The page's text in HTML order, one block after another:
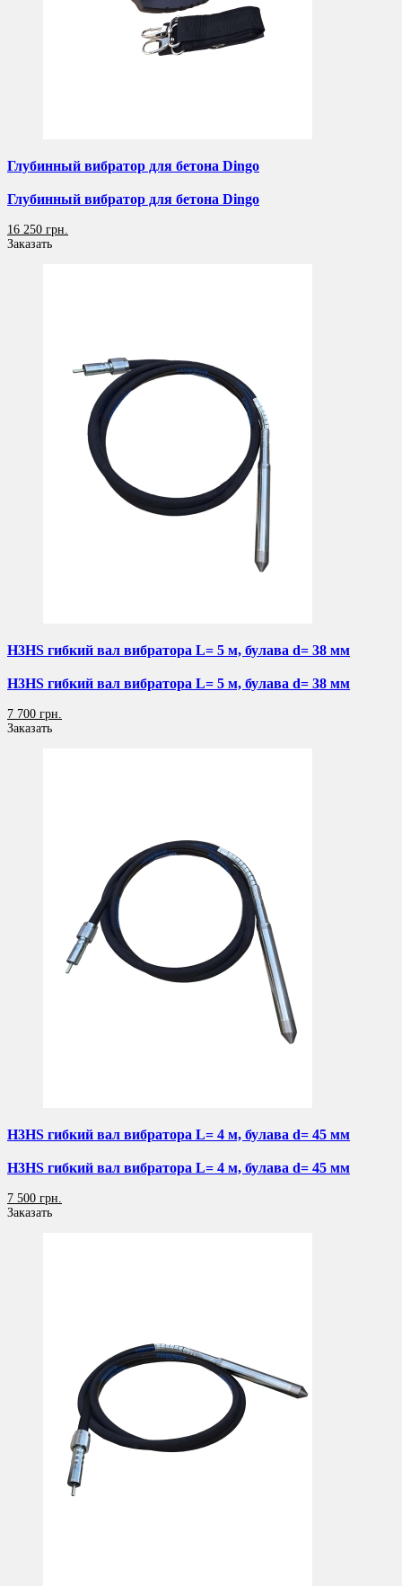
Глубинный вибратор для бетона Dingo
Глубинный вибратор для бетона Dingo
16 250 грн.
Заказать
H3HS гибкий вал вибратора L= 5 м, булава d= 38 мм
H3HS гибкий вал вибратора L= 5 м, булава d= 38 мм
7 700 грн.
Заказать
H3HS гибкий вал вибратора L= 4 м, булава d= 45 мм
H3HS гибкий вал вибратора L= 4 м, булава d= 45 мм
7 500 грн.
Заказать